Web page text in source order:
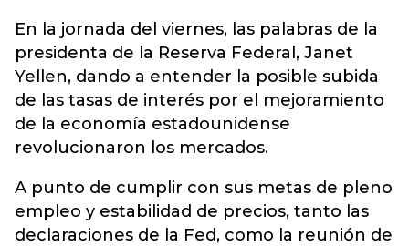
En la jornada del viernes, las palabras de la
presidenta de la Reserva Federal, Janet
Yellen, dando a entender la posible subida
de las tasas de interés por el mejoramiento
de la economía estadounidense
revolucionaron los mercados.
A punto de cumplir con sus metas de pleno
empleo y estabilidad de precios, tanto las
declaraciones de la Fed, como la reunión de